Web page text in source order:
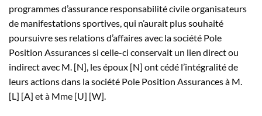
programmes d’assurance responsabilité civile organisateurs
de manifestations sportives, qui n’aurait plus souhaité
poursuivre ses relations d’affaires avec la société Pole
Position Assurances si celle-ci conservait un lien direct ou
indirect avec M. [N], les époux [N] ont cédé l’intégralité de
leurs actions dans la société Pole Position Assurances à M.
[L] [A] et à Mme [U] [W].